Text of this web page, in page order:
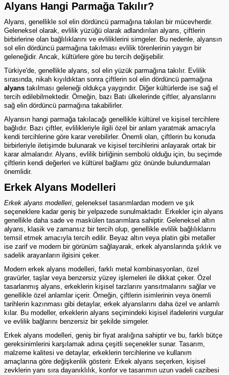
Alyans Hangi Parmağa Takılır?
Alyans, genellikle sol elin dördüncü parmağına takılan bir mücevherdir.
Geleneksel olarak, evlilik yüzüğü olarak adlandırılan alyans, çiftlerin
birbirlerine olan bağlılıklarını ve evliliklerini simgeler. Bu nedenle, alyansın
sol elin dördüncü parmağına takılması evlilik törenlerinin yaygın bir
geleneğidir. Ancak, kültürlere göre bu tercih değişebilir.
Türkiye'de, genellikle alyans, sol elin yüzük parmağına takılır. Evlilik
sırasında, nikah kıyıldıktan sonra çiftlerin sol elin dördüncü parmağına
alyans takılması geleneği oldukça yaygındır. Diğer kültürlerde ise sağ el
tercih edilebilmektedir. Örneğin, bazı Batı ülkelerinde çiftler, alyanslarını
sağ elin dördüncü parmağına takabilirler.
Alyansın hangi parmağa takılacağı genellikle kültürel ve kişisel tercihlere
bağlıdır. Bazı çiftler, evlilikleriyle ilgili özel bir anlam yaratmak amacıyla
kendi tercihlerine göre karar verebilirler. Önemli olan, çiftlerin bu konuda
birbirleriyle iletişimde bulunarak ve kişisel tercihlerini anlayarak ortak bir
karar almalarıdır. Alyans, evlilik birliğinin sembolü olduğu için, bu seçimde
çiftlerin kendi değerleri ve kültürel bağlamı göz önünde bulundurmaları
önemlidir.
Erkek Alyans Modelleri
Erkek alyans modelleri, geleneksel tasarımlardan modern ve şık
seçeneklere kadar geniş bir yelpazede sunulmaktadır. Erkekler için alyans
genellikle daha sade ve maskülen tasarımlara sahiptir. Geleneksel altın
alyans, klasik ve zamansız bir tercih olup, genellikle evlilik bağlılıklarını
temsil etmek amacıyla tercih edilir. Beyaz altın veya platin gibi metaller
ise zarif ve modern bir görünüm sağlayarak, erkek alyanslarında şıklık ve
sadelik arayanların ilgisini çeker.
Modern erkek alyans modelleri, farklı metal kombinasyonları, özel
gravürler, taşlar veya benzersiz yüzey işlemeleri ile dikkat çeker. Özel
tasarlanmış alyans, erkeklerin kişisel tarzlarını yansıtmalarını sağlar ve
genellikle özel anlamlar içerir. Örneğin, çiftlerin isimlerinin veya önemli
tarihlerin kazınması gibi detaylar, erkek alyanslarını daha özel ve anlamlı
kılar. Bu modeller, erkeklerin alyans seçimindeki kişisel ifadelerini vurgular
ve evlilik bağlarını benzersiz bir şekilde simgeler.
Erkek alyans modelleri, geniş bir fiyat aralığına sahiptir ve bu, farklı bütçe
gereksinimlerini karşılamak adına çeşitli seçenekler sunar. Tasarım,
malzeme kalitesi ve detaylar, erkeklerin tercihlerine ve kullanım
amaçlarına göre değişkenlik gösterir. Erkek alyans seçerken, kişisel
zevklerin yanı sıra dayanıklılık, konfor ve tasarımın uzun vadeli cazibesi